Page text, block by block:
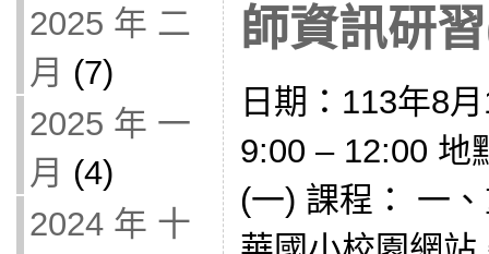
2025 年 二
月 (7)
2025 年 一
月 (4)
2024 年 十
師資訊研
日期：113年8
9:00 – 12:00 地
(一) 課程： 一